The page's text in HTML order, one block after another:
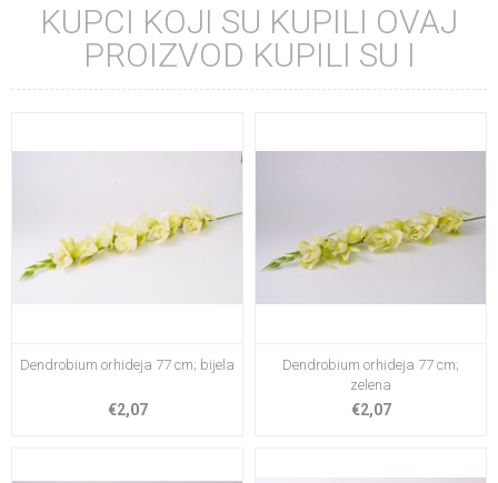
KUPCI KOJI SU KUPILI OVAJ
PROIZVOD KUPILI SU I
Dendrobium orhideja 77 cm; bijela
€2,07
Dendrobium orhideja 77 cm;
zelena
€2,07